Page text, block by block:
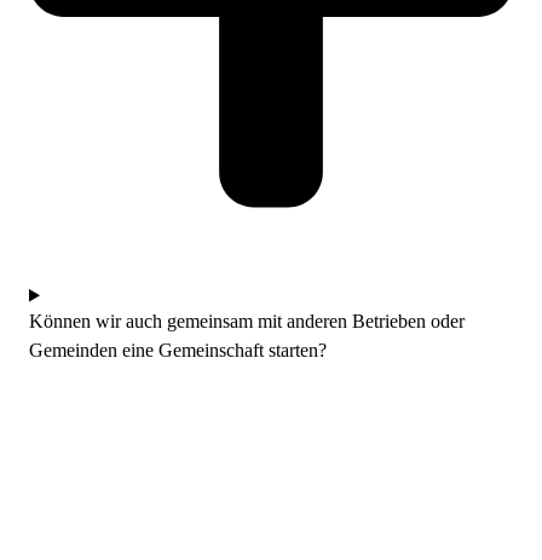
Können wir auch gemeinsam mit anderen Betrieben oder
Gemeinden eine Gemeinschaft starten?